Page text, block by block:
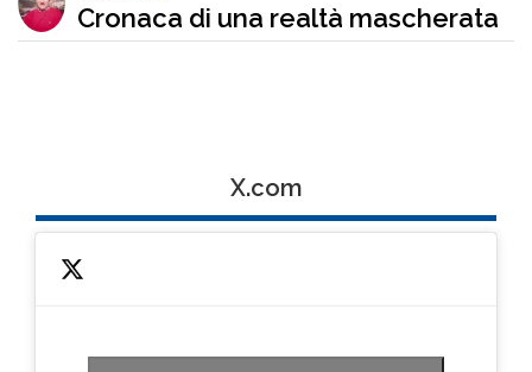
Cronaca di una realtà mascherata
X.com